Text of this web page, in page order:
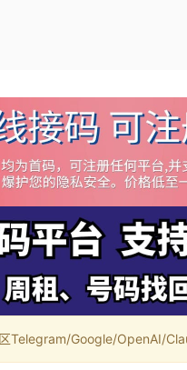
Telegram/Google/OpenAI/